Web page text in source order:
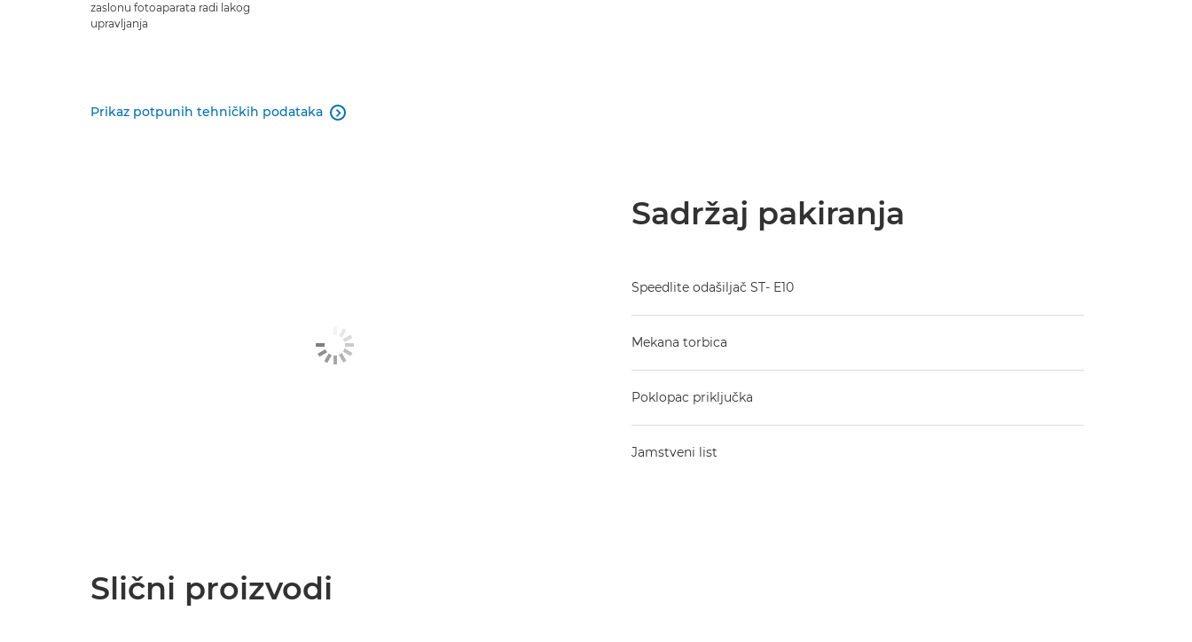
zaslonu fotoaparata radi lakog
upravljanja
Prikaz potpunih tehničkih podataka 
Sadržaj pakiranja
Speedlite odašiljač ST- E10
Mekana torbica
Poklopac priključka
Jamstveni list
Slični proizvodi